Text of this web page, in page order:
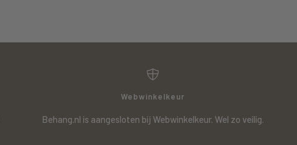
Webwinkelkeur
Behang.nl is aangesloten bij Webwinkelkeur. Wel zo veilig.